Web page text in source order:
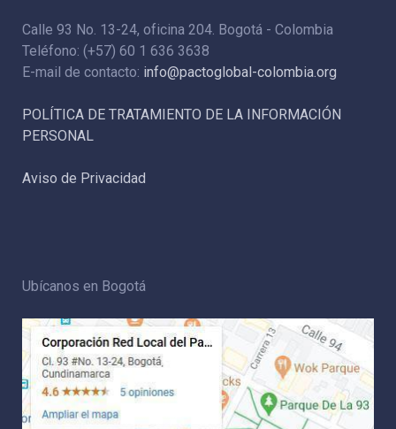
Calle 93 No. 13-24, oficina 204. Bogotá - Colombia
Teléfono: (+57) 60 1 636 3638
E-mail de contacto: info@pactoglobal-colombia.org
POLÍTICA DE TRATAMIENTO DE LA INFORMACIÓN
PERSONAL
Aviso de Privacidad
Ubícanos en Bogotá